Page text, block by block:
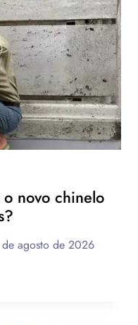
novo chinelo
agosto de 2026